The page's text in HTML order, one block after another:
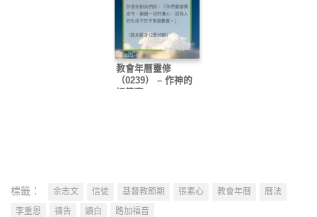
教會年曆靈修
（0239） – 作神的
好管家
標籤： 余志文 信徒 基督教節期 張素心 教會年曆
曆法
李重恩
禱告 讀白 路加福音